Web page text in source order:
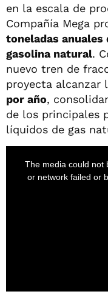
en la escala de
Compañía Mega
toneladas anuales
gasolina natural.
nuevo tren de
proyecta alcanzar
por año,
de los principales
líquidos de gas